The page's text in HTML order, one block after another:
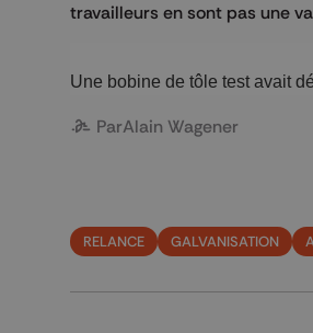
travailleurs en sont pas une
Une bobine de tôle test avait
ParAlain Wagener
RELANCE GALVANISATION